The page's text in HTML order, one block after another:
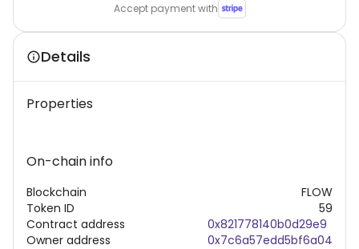
Accept payment with
Details
Properties
On-chain info
Blockchain
Token ID
Contract address
Owner address
FLOW
59
0x821778140b0d29e9
0x7c6a57edd5bf6a04